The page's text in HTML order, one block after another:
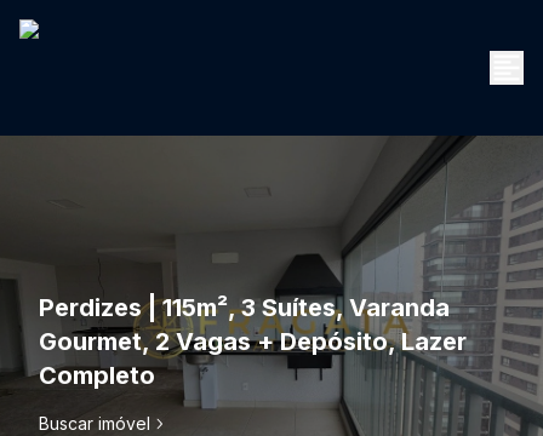
Perdizes | 115m², 3 Suítes, Varanda
Gourmet, 2 Vagas + Depósito, Lazer
Completo
Buscar imóvel